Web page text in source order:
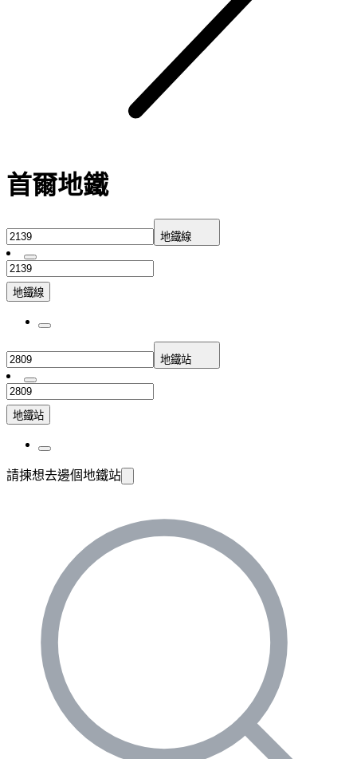
首爾地鐵
地鐵線
地鐵線
地鐵站
地鐵站
請揀想去邊個地鐵站